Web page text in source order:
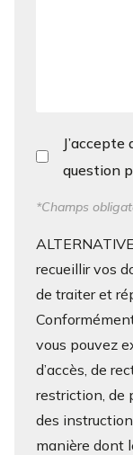
question
*Champs
recueillir vos
de traiter et
vous pouvez
d’accès, de
restriction, de
des
manière dont